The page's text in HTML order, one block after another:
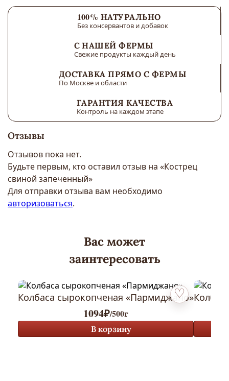
100% НАТУРАЛЬНО
Без консервантов и добавок
С НАШЕЙ ФЕРМЫ
Свежие продукты каждый день
ДОСТАВКА ПРЯМО С ФЕРМЫ
По Москве и области
ГАРАНТИЯ КАЧЕСТВА
Контроль на каждом этапе
Отзывы
Отзывов пока нет.
Будьте первым, кто оставил отзыв на «Кострец
свиной запеченный»
Для отправки отзыва вам необходимо
авторизоваться.
Вас может
заинтересовать
Добавить в
Колбаса сырокопченая «Пармиджано»
1094₽/500г
В корзину